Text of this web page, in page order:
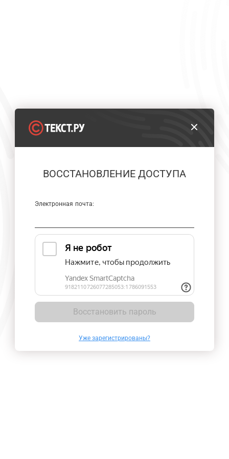
ВОССТАНОВЛЕНИЕ ДОСТУПА
Электронная почта:
Восстановить пароль
Уже зарегистрированы?